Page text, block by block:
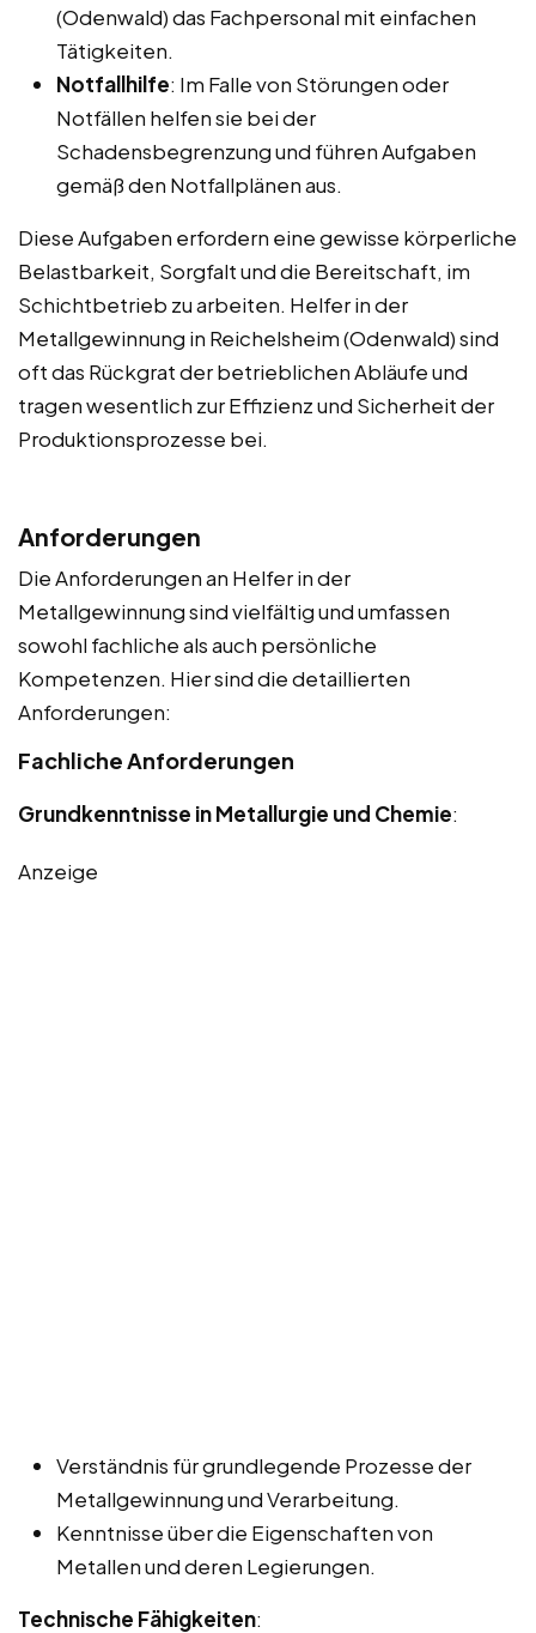
(Odenwald) das Fachpersonal mit einfachen
Tätigkeiten.
Notfallhilfe: Im Falle von Störungen oder
Notfällen helfen sie bei der
Schadensbegrenzung und führen Aufgaben
gemäß den Notfallplänen aus.
Diese Aufgaben erfordern eine gewisse körperliche
Belastbarkeit, Sorgfalt und die Bereitschaft, im
Schichtbetrieb zu arbeiten. Helfer in der
Metallgewinnung in Reichelsheim (Odenwald) sind
oft das Rückgrat der betrieblichen Abläufe und
tragen wesentlich zur Effizienz und Sicherheit der
Produktionsprozesse bei.
Anforderungen
Die Anforderungen an Helfer in der
Metallgewinnung sind vielfältig und umfassen
sowohl fachliche als auch persönliche
Kompetenzen. Hier sind die detaillierten
Anforderungen:
Fachliche Anforderungen
Grundkenntnisse in Metallurgie und Chemie:
Anzeige
Verständnis für grundlegende Prozesse der
Metallgewinnung und Verarbeitung.
Kenntnisse über die Eigenschaften von
Metallen und deren Legierungen.
Technische Fähigkeiten: